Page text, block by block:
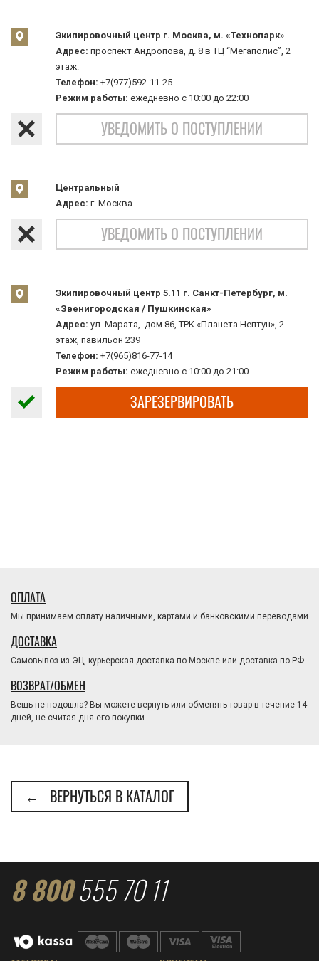
Экипировочный центр г. Москва, м. «Технопарк»
Адрес: проспект Андропова, д. 8 в ТЦ “Мегаполис”, 2
этаж.
Телефон: +7(977)592-11-25
Режим работы: ежедневно с 10:00 до 22:00
УВЕДОМИТЬ О ПОСТУПЛЕНИИ
Центральный
Адрес: г. Москва
УВЕДОМИТЬ О ПОСТУПЛЕНИИ
Экипировочный центр 5.11 г. Санкт-Петербург, м.
«Звенигородская / Пушкинская»
Адрес: ул. Марата, дом 86, ТРК «Планета Нептун», 2
этаж, павильон 239
Телефон: +7(965)816-77-14
Режим работы: ежедневно с 10:00 до 21:00
ЗАРЕЗЕРВИРОВАТЬ
ОПЛАТА
Мы принимаем оплату наличными, картами и банковскими переводами
ДОСТАВКА
Самовывоз из ЭЦ, курьерская доставка по Москве или доставка по РФ
ВОЗВРАТ/ОБМЕН
Вещь не подошла? Вы можете вернуть или обменять товар в течение 14
дней, не считая дня его покупки
← ВЕРНУТЬСЯ В КАТАЛОГ
8 800555 70 11